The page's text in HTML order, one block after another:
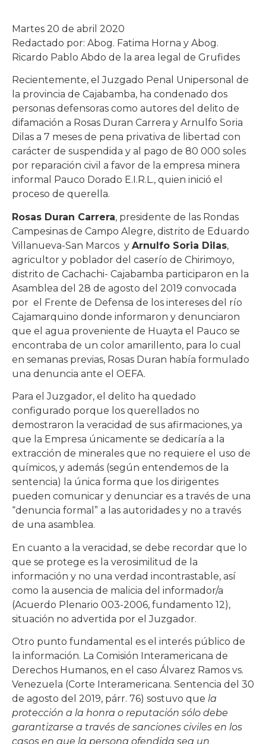
Martes 20 de abril 2020
Redactado por: Abog. Fatima Horna y Abog.
Ricardo Pablo Abdo de la area legal de Grufides
Recientemente, el Juzgado Penal Unipersonal de
la provincia de Cajabamba, ha condenado dos
personas defensoras como autores del delito de
difamación a Rosas Duran Carrera y Arnulfo Soria
Dilas a 7 meses de pena privativa de libertad con
carácter de suspendida y al pago de 80 000 soles
por reparación civil a favor de la empresa minera
informal Pauco Dorado E.I.R.L., quien inició el
proceso de querella.
Rosas Duran Carrera, presidente de las Rondas
Campesinas de Campo Alegre, distrito de Eduardo
Villanueva-San Marcos y Arnulfo Soria Dilas,
agricultor y poblador del caserío de Chirimoyo,
distrito de Cachachi- Cajabamba participaron en la
Asamblea del 28 de agosto del 2019 convocada
por el Frente de Defensa de los intereses del río
Cajamarquino donde informaron y denunciaron
que el agua proveniente de Huayta el Pauco se
encontraba de un color amarillento, para lo cual
en semanas previas, Rosas Duran había formulado
una denuncia ante el OEFA.
Para el Juzgador, el delito ha quedado
configurado porque los querellados no
demostraron la veracidad de sus afirmaciones, ya
que la Empresa únicamente se dedicaría a la
extracción de minerales que no requiere el uso de
químicos, y además (según entendemos de la
sentencia) la única forma que los dirigentes
pueden comunicar y denunciar es a través de una
“denuncia formal” a las autoridades y no a través
de una asamblea.
En cuanto a la veracidad, se debe recordar que lo
que se protege es la verosimilitud de la
información y no una verdad incontrastable, así
como la ausencia de malicia del informador/a
(Acuerdo Plenario 003-2006, fundamento 12),
situación no advertida por el Juzgador.
Otro punto fundamental es el interés público de
la información. La Comisión Interamericana de
Derechos Humanos, en el caso Álvarez Ramos vs.
Venezuela (Corte Interamericana. Sentencia del 30
de agosto del 2019, párr. 76) sostuvo que la
protección a la honra o reputación sólo debe
garantizarse a través de sanciones civiles en los
casos en que la persona ofendida sea un